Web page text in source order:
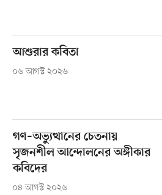
আশুরার কবিতা
০৬ আগস্ট ২০২৬
গণ–অভ্যুত্থানের চেতনায়
সৃজনশীল আন্দোলনের অঙ্গীকার
কবিদের
০৪ আগস্ট ২০২৬